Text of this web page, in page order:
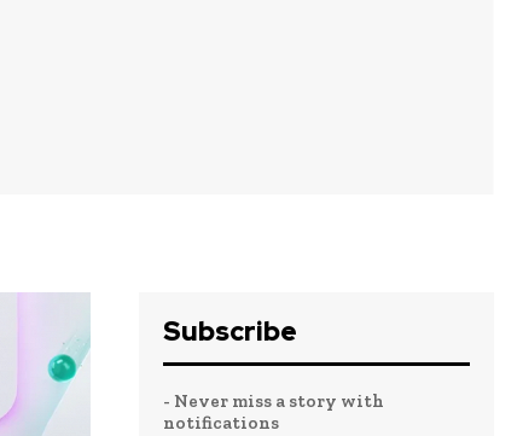
Subscribe
- Never miss a story with
notifications